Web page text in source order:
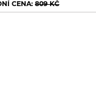
CENA:809 KČ